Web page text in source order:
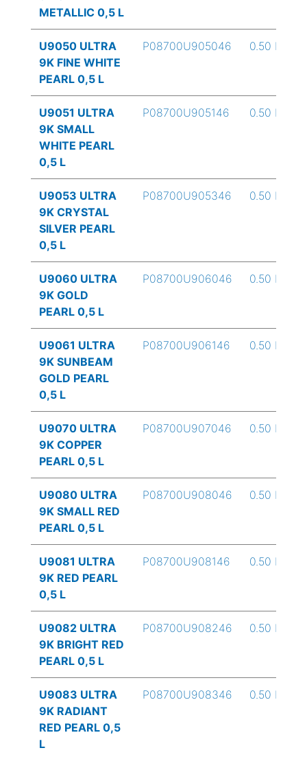
METALLIC 0,5 L
U9050 ULTRA
9K FINE WHITE
PEARL 0,5 L
P08700U905046 0.50 L
U9051 ULTRA
9K SMALL
WHITE PEARL
0,5 L
P08700U905146 0.50 L
U9053 ULTRA
9K CRYSTAL
SILVER PEARL
0,5 L
P08700U905346 0.50 L
U9060 ULTRA
9K GOLD
PEARL 0,5 L
P08700U906046 0.50 L
U9061 ULTRA
9K SUNBEAM
GOLD PEARL
0,5 L
P08700U906146 0.50 L
U9070 ULTRA
9K COPPER
PEARL 0,5 L
P08700U907046 0.50 L
U9080 ULTRA
9K SMALL RED
PEARL 0,5 L
P08700U908046 0.50 L
U9081 ULTRA
9K RED PEARL
0,5 L
P08700U908146 0.50 L
U9082 ULTRA
9K BRIGHT RED
PEARL 0,5 L
P08700U908246 0.50 L
U9083 ULTRA
9K RADIANT
RED PEARL 0,5
L
P08700U908346 0.50 L